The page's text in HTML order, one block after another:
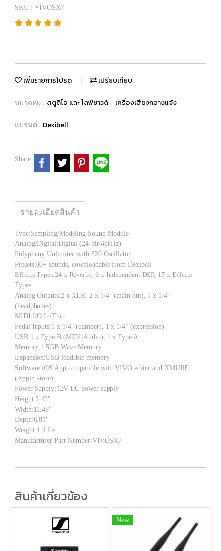
SKU : VIVOSX7
เพิ่มรายการโปรด เปรียบเทียบ
หมวดหมู่ : สตูดิโอ และ ไลฟ์ซาวด์ , เครื่องเสียงกลางแจ้ง
แบรนด์ : Dexibell
Share
รายละเอียดสินค้า
Type:Sampling/Modeling Sound Module
Analog/Digital:Digital (24-bit/48kHz)
Polyphony:Unlimited with 320 Oscillator
Presets:80+ sounds, downloadable from Dexibell
Effects Types:24 x Reverbs, 6 x Independent DSP, 17 x Effects
Types
Analog Outputs:2 x XLR, 2 x 1/4" (main out), 1 x 1/4"
(headphones)
MIDI I/O:In/Thru
Pedal Inputs:1 x 1/4" (damper), 1 x 1/4" (expression)
USB:1 x Type B (MIDI/Audio), 1 x Type A
Memory:1.5GB Wave Memory
Expansion:USB loadable memory
Software:iOS App compatible with VIVO editor and XMURE
(Apple Store)
Power Supply:12V DC power supply
Height:3.42"
Width:11.49"
Depth:6.81"
Weight:4.4 lbs.
Manufacturer Part Number:VIVOSX7
สินค้าเกี่ยวข้อง
New